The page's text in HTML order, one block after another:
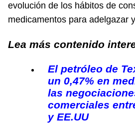
evolución de los hábitos de
medicamentos para adelgazar
Lea más contenido
El petróleo de
un 0,47% en
las
comerciales
y EE.UU